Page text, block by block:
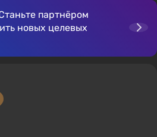
партнёром
новых целевых